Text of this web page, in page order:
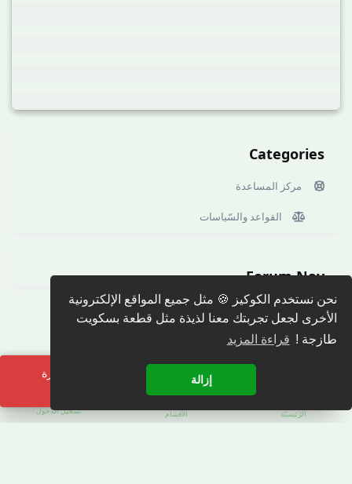
نحن نستخدم الكوكيز 🍪 مثل جميع المواقع الإلكترونية
الأخرى لجعل تجربتك معنا لذيذة مثل قطعة بسكويت
طازجة ! قراءة المزيد
إزالة
Categories
مركز المساعدة
القواعد والسّياسات
Forum Nav
لحظة! هناك خطأ ما. يرجى إعادة تحميل الصفحة والمحاولة مرة
الرّئيسيّة الأقسَام تسجيل الدّخول